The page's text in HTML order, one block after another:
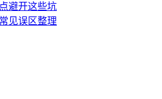
避开这些坑
见误区整理